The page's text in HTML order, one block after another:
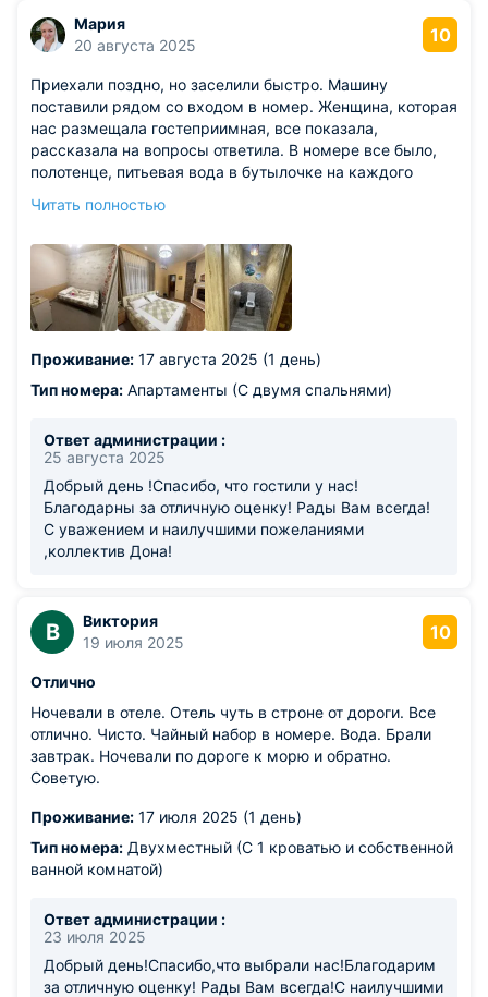
Мария
20 августа 2025
10
Приехали поздно, но заселили быстро. Машину
поставили рядом со входом в номер. Женщина, которая
нас размещала гостеприимная, все показала,
рассказала на вопросы ответила. В номере все было,
полотенце, питьевая вода в бутылочке на каждого
Зимой это банный комплекс, летом сдают просто
Из недостатков: нет
Читать полностью
Проживание: 17 августа 2025 (1 день)
Тип номера: Апартаменты (С двумя спальнями)
Ответ администрации :
25 августа 2025
Добрый день !Спасибо, что гостили у нас!
Благодарны за отличную оценку! Рады Вам всегда!
С уважением и наилучшими пожеланиями
,коллектив Дона!
В
Виктория
19 июля 2025
10
Отлично
Ночевали в отеле. Отель чуть в строне от дороги. Все
отлично. Чисто. Чайный набор в номере. Вода. Брали
завтрак. Ночевали по дороге к морю и обратно.
Советую.
Проживание: 17 июля 2025 (1 день)
Тип номера: Двухместный (С 1 кроватью и собственной
ванной комнатой)
Ответ администрации :
23 июля 2025
Добрый день!Спасибо,что выбрали нас!Благодарим
за отличную оценку! Рады Вам всегда!С наилучшими